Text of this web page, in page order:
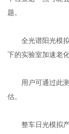
题。
全光谱阳光模拟
下的实验室加速老化
用户可通过此测
估。
整车日光模拟产